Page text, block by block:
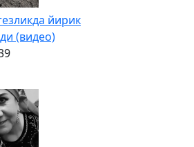
йирик
(видео)